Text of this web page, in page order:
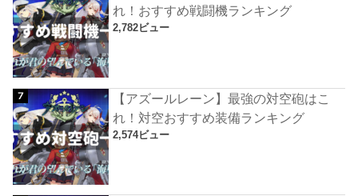
れ！おすすめ戦闘機ランキング
2,782ビュー
【アズールレーン】最強の対空砲はこ
れ！対空おすすめ装備ランキング
2,574ビュー